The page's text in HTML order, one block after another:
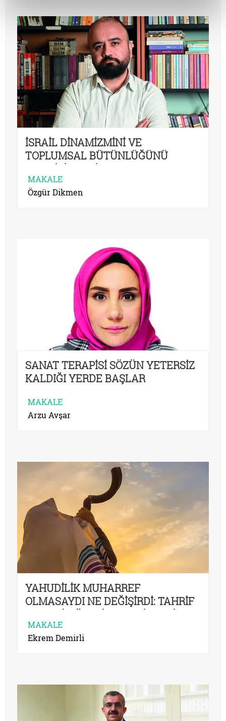
İSRAİL DİNAMİZMİNİ VE
TOPLUMSAL BÜTÜNLÜĞÜNÜ
BORÇLU
MAKALE
Özgür Dikmen
SANAT TERAPİSİ SÖZÜN YETERSİZ
KALDIĞI YERDE BAŞLAR
MAKALE
Arzu Avşar
YAHUDİLİK MUHARREF
OLMASAYDI NE DEĞİŞİRDİ: TAHRİF
DÜŞÜNMEK
MAKALE
Ekrem Demirli